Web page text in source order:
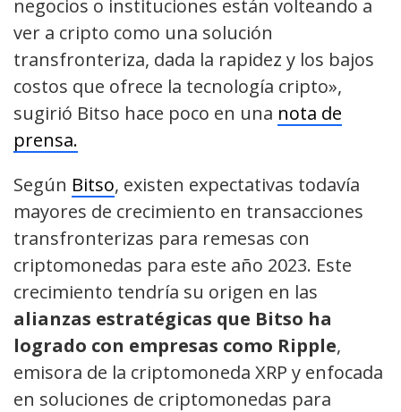
negocios o instituciones están volteando a
ver a cripto como una solución
transfronteriza, dada la rapidez y los bajos
costos que ofrece la tecnología cripto»,
sugirió Bitso hace poco en una nota de
prensa.
Según Bitso, existen expectativas todavía
mayores de crecimiento en transacciones
transfronterizas para remesas con
criptomonedas para este año 2023. Este
crecimiento tendría su origen en las
alianzas estratégicas que Bitso ha
logrado con empresas como Ripple,
emisora de la criptomoneda XRP y enfocada
en soluciones de criptomonedas para